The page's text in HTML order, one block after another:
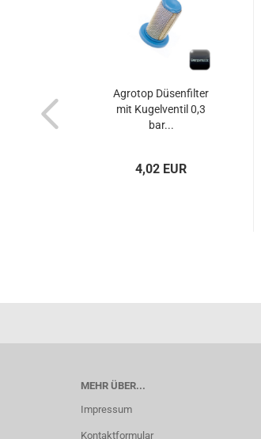
Agrotop Düsenfilter
mit Kugelventil 0,3
bar...
4,02 EUR
MEHR ÜBER...
Impressum
Kontaktformular